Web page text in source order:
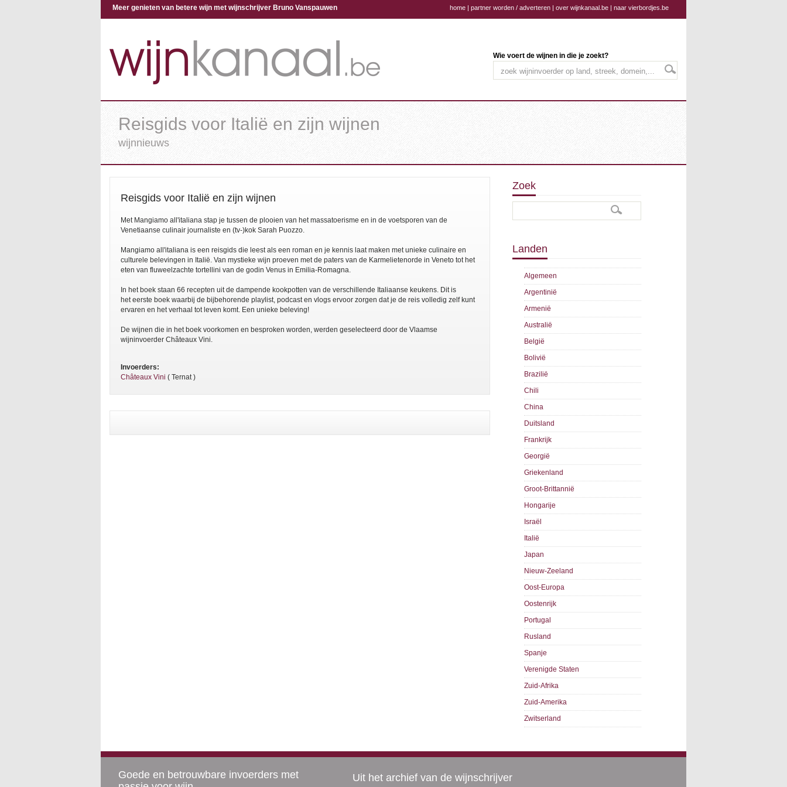
Meer genieten van betere wijn met wijnschrijver Bruno Vanspauwen home | partner worden / adverteren | over wijnkanaal.be | naar vierbordjes.be
Wie voert de wijnen in die je zoekt?
Reisgids voor Italië en zijn wijnen
wijnnieuws
Reisgids voor Italië en zijn wijnen
Met Mangiamo all'italiana stap je tussen de plooien van het massatoerisme en in de voetsporen van de
Venetiaanse culinair journaliste en (tv-)kok Sarah Puozzo.
Mangiamo all'italiana is een reisgids die leest als een roman en je kennis laat maken met unieke culinaire en
culturele belevingen in Italië. Van mystieke wijn proeven met de paters van de Karmelietenorde in Veneto tot het
eten van fluweelzachte tortellini van de godin Venus in Emilia-Romagna.
In het boek staan 66 recepten uit de dampende kookpotten van de verschillende Italiaanse keukens. Dit is
het eerste boek waarbij de bijbehorende playlist, podcast en vlogs ervoor zorgen dat je de reis volledig zelf kunt
ervaren en het verhaal tot leven komt. Een unieke beleving!
De wijnen die in het boek voorkomen en besproken worden, werden geselecteerd door de Vlaamse
wijninvoerder Châteaux Vini.
Invoerders:
Châteaux Vini ( Ternat )
Zoek
Landen
Algemeen
Argentinië
Armenië
Australië
België
Bolivië
Brazilië
Chili
China
Duitsland
Frankrijk
Georgië
Griekenland
Groot-Brittannië
Hongarije
Israël
Italië
Japan
Nieuw-Zeeland
Oost-Europa
Oostenrijk
Portugal
Rusland
Spanje
Verenigde Staten
Zuid-Afrika
Zuid-Amerika
Zwitserland
Goede en betrouwbare invoerders met
Uit het archief van de wijnschrijver